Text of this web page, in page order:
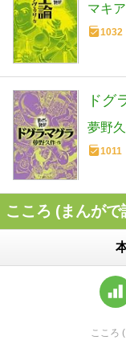
マキ
1032
ドグ
夢野
1011
こころ (まんが
こころ